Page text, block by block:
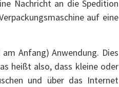
Nachricht an die Spedition
auf eine
Anfang) Anwendung. Dies
heißt also, dass kleine oder
und über das Internet